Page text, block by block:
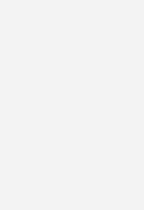
hier der regionale
ebenso
mit im
Preisspiegel
ermittelt seit dem